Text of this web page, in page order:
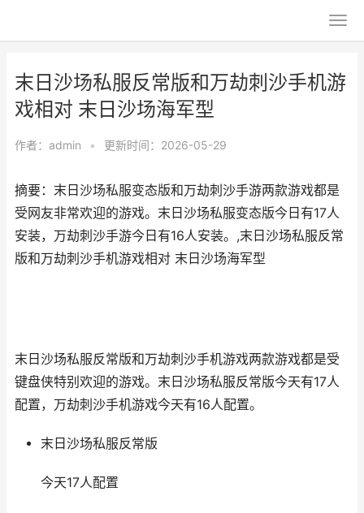
末日沙场私服反常版和万劫刺沙手机游
戏相对 末日沙场海军型
作者： admin • 更新时间：2026-05-29
摘要：末日沙场私服变态版和万劫刺沙手游两款游戏都是
受网友非常欢迎的游戏。末日沙场私服变态版今日有17人
安装，万劫刺沙手游今日有16人安装。,末日沙场私服反常
版和万劫刺沙手机游戏相对 末日沙场海军型
末日沙场私服反常版和万劫刺沙手机游戏两款游戏都是受
键盘侠特别欢迎的游戏。末日沙场私服反常版今天有17人
配置，万劫刺沙手机游戏今天有16人配置。
末日沙场私服反常版
今天17人配置